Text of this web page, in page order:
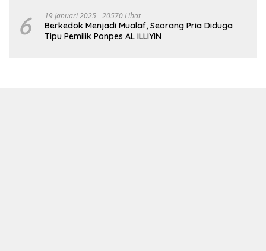
6 19 Januari 2025 20570 Lihat
Berkedok Menjadi Mualaf, Seorang Pria Diduga
Tipu Pemilik Ponpes AL ILLIYIN